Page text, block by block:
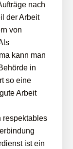
nach
der Arbeit
von
kann man
in
so eine
Arbeit
respektables
ist ein